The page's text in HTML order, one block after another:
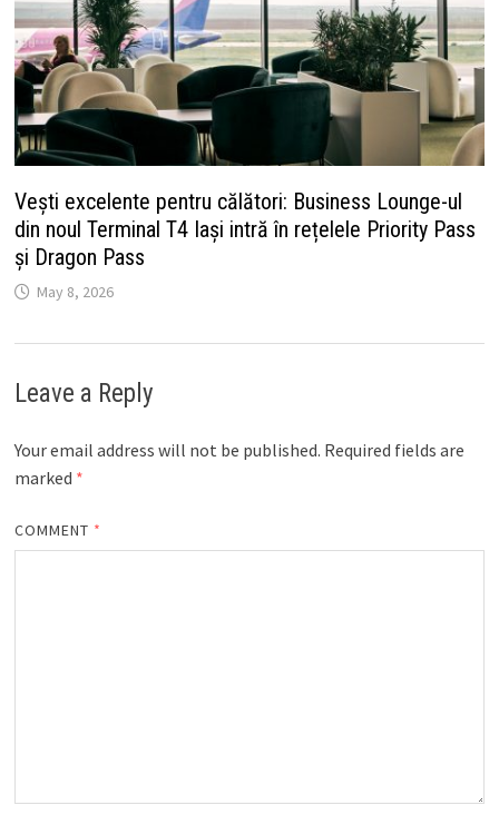
Vești excelente pentru călători: Business Lounge-ul
din noul Terminal T4 Iași intră în rețelele Priority Pass
și Dragon Pass
May 8, 2026
Leave a Reply
Your email address will not be published. Required fields are
marked *
COMMENT *